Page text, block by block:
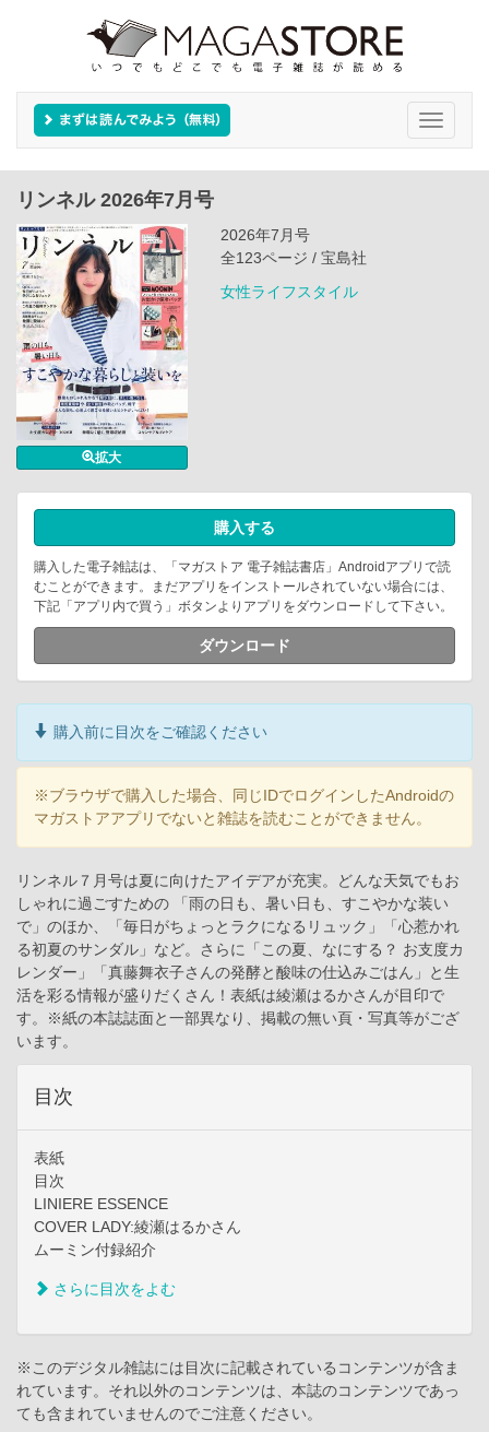
Toggle
リンネル 2026年7月号
拡大
2026年7月号
全123ページ / 宝島社
女性ライフスタイル
購入する
購入した電子雑誌は、「マガストア 電子雑誌書店」Androidアプリで読
むことができます。まだアプリをインストールされていない場合には、
下記「アプリ内で買う」ボタンよりアプリをダウンロードして下さい。
ダウンロード
購入前に目次をご確認ください
※ブラウザで購入した場合、同じIDでログインしたAndroidの
マガストアアプリでないと雑誌を読むことができません。
リンネル７月号は夏に向けたアイデアが充実。どんな天気でもお
しゃれに過ごすための 「雨の日も、暑い日も、すこやかな装い
で」のほか、「毎日がちょっとラクになるリュック」「心惹かれ
る初夏のサンダル」など。さらに「この夏、なにする？ お支度カ
レンダー」「真藤舞衣子さんの発酵と酸味の仕込みごはん」と生
活を彩る情報が盛りだくさん！表紙は綾瀬はるかさんが目印で
す。※紙の本誌誌面と一部異なり、掲載の無い頁・写真等がござ
います。
目次
表紙
目次
LINIERE ESSENCE
COVER LADY:綾瀬はるかさん
ムーミン付録紹介
さらに目次をよむ
※このデジタル雑誌には目次に記載されているコンテンツが含ま
れています。それ以外のコンテンツは、本誌のコンテンツであっ
ても含まれていませんのでご注意ください。